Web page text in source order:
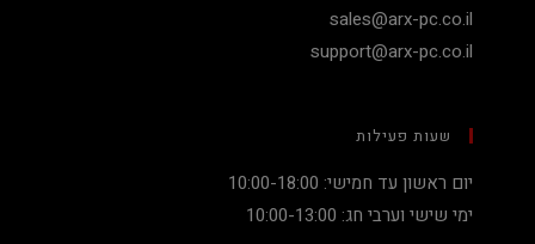
sales@arx-pc.co.il
support@arx-pc.co.il
שעות פעילות
יום ראשון עד חמישי: 10:00-18:00
ימי שישי וערבי חג: 10:00-13:00